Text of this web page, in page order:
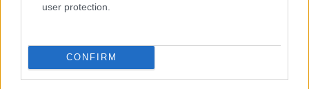
user protection.
CONFIRM